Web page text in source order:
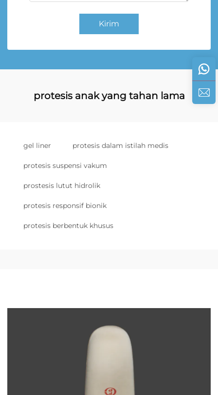
Kirim
protesis anak yang tahan lama
gel liner protesis dalam istilah medis
protesis suspensi vakum
prostesis lutut hidrolik
protesis responsif bionik
protesis berbentuk khusus